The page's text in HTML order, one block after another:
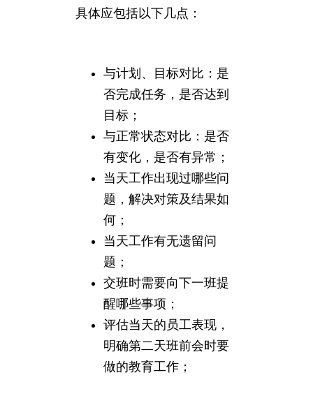
具体应包括以下几点：
与计划、目标对比：是
否完成任务，是否达到
目标；
与正常状态对比：是否
有变化，是否有异常；
当天工作出现过哪些问
题，解决对策及结果如
何；
当天工作有无遗留问
题；
交班时需要向下一班提
醒哪些事项；
评估当天的员工表现，
明确第二天班前会时要
做的教育工作；